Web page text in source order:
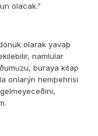
olacak.”
olarak yavaþ
namlular
buraya kitap
onlarýn hemþehrisi